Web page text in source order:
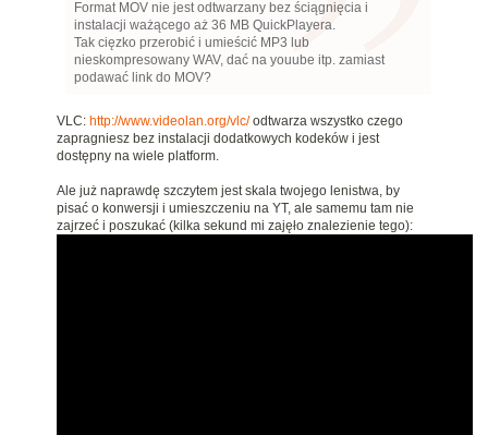
Format MOV nie jest odtwarzany bez ściągnięcia i
instalacji ważącego aż 36 MB QuickPlayera.
Tak cięzko przerobić i umieścić MP3 lub
nieskompresowany WAV, dać na youube itp. zamiast
podawać link do MOV?
VLC: http://www.videolan.org/vlc/odtwarza wszystko czego
zapragniesz bez instalacji dodatkowych kodeków i jest
dostępny na wiele platform.
Ale już naprawdę szczytem jest skala twojego lenistwa, by
pisać o konwersji i umieszczeniu na YT, ale samemu tam nie
zajrzeć i poszukać (kilka sekund mi zajęło znalezienie tego):